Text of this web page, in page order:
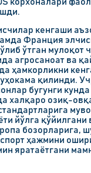
кенгаши
Франция
ўтган мулоқот
агросаноат ва
ҳамкорликни
қилинди.
бугунги кунда
халқаро озиқ-
йўлга қўйилгани
бозорларига,
ҳажмини
яратаётгани